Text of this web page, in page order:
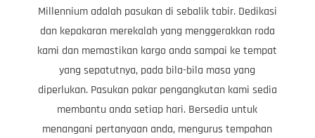
Millennium adalah pasukan di sebalik tabir. Dedikasi
dan kepakaran merekalah yang menggerakkan roda
kami dan memastikan kargo anda sampai ke tempat
yang sepatutnya, pada bila-bila masa yang
diperlukan. Pasukan pakar pengangkutan kami sedia
membantu anda setiap hari. Bersedia untuk
menangani pertanyaan anda, mengurus tempahan